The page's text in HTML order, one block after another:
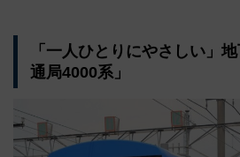
「一人ひとりにやさしい」
通局4000系」